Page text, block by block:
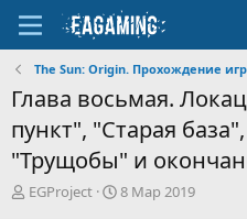
The Sun: Origin. Прохождение
Глава восьмая.
пункт", "Старая
"Трущобы" и
А
EGProject
Д
8 Мар 2019